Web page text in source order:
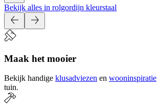
Bekijk alles in rolgordijn kleurstaal
Maak het mooier
Bekijk handige klusadviezen en wooninspiratie
tuin.